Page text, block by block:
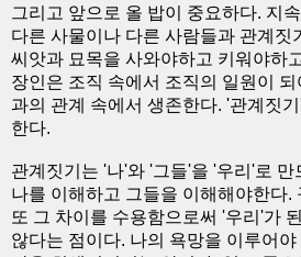
그리고 앞으로 올 밥이 중요하다. 지
다른 사물이나 다른 사람들과 관계짓
씨앗과 묘목을 사와야하고 키워야하
장인은 조직 속에서 조직의 일원이
과의 관계 속에서 생존한다. '관계짓
한다.
관계짓기는 '나'와 '그들'을 '우리'로 만
나를 이해하고 그들을 이해해야한다.
또 그 차이를 수용함으로써 '우리'가
않다는 점이다. 나의 욕망을 이루어